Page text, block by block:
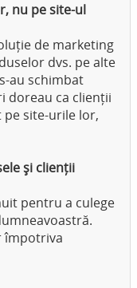
nu pe site-ul
de marketing
dvs. pe alte
au schimbat
doreau ca clienții
pe site-urile lor,
și clienții
pentru a culege
împotriva